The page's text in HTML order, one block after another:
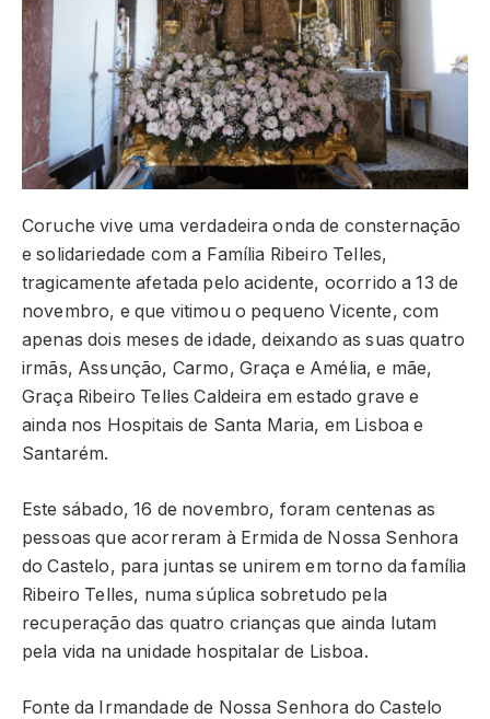
Coruche vive uma verdadeira onda de consternação
e solidariedade com a Família Ribeiro Telles,
tragicamente afetada pelo acidente, ocorrido a 13 de
novembro, e que vitimou o pequeno Vicente, com
apenas dois meses de idade, deixando as suas quatro
irmãs, Assunção, Carmo, Graça e Amélia, e mãe,
Graça Ribeiro Telles Caldeira em estado grave e
ainda nos Hospitais de Santa Maria, em Lisboa e
Santarém.
Este sábado, 16 de novembro, foram centenas as
pessoas que acorreram à Ermida de Nossa Senhora
do Castelo, para juntas se unirem em torno da família
Ribeiro Telles, numa súplica sobretudo pela
recuperação das quatro crianças que ainda lutam
pela vida na unidade hospitalar de Lisboa.
Fonte da Irmandade de Nossa Senhora do Castelo